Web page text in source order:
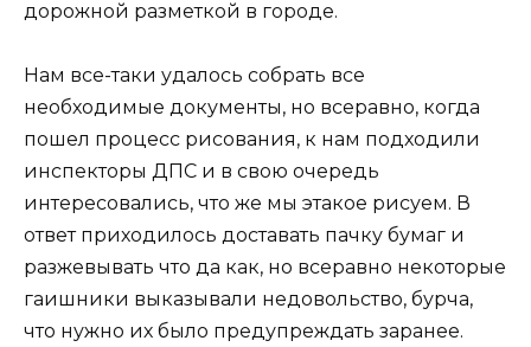
дорожной разметкой в городе.
Нам все-таки удалось собрать все
необходимые документы, но всеравно, когда
пошел процесс рисования, к нам подходили
инспекторы ДПС и в свою очередь
интересовались, что же мы этакое рисуем. В
ответ приходилось доставать пачку бумаг и
разжевывать что да как, но всеравно некоторые
гаишники выказывали недовольство, бурча,
что нужно их было предупреждать заранее.